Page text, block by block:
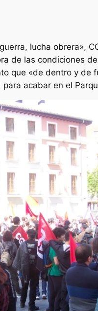
lucha obrera»,
de las condiciones
que «de dentro y de
acabar en el